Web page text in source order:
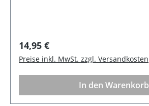
Regulärer Preis:
14,95 €
Preise inkl. MwSt. zzgl. Versandkosten
In den Warenkorb